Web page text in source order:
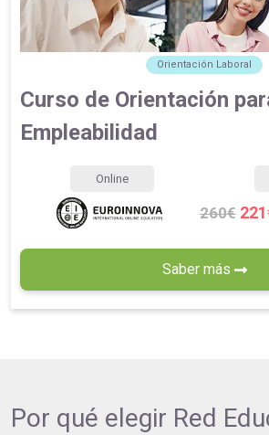
Orientación Laboral
Curso de Orientación
Empleabilidad
Online
260€
Saber más
Por qué elegir Red